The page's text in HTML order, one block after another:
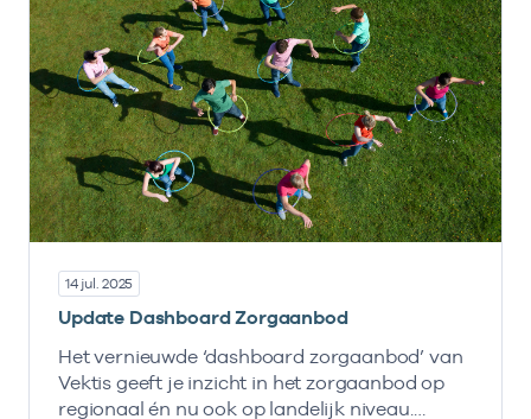
14 jul. 2025
Update Dashboard Zorgaanbod
Het vernieuwde ‘dashboard zorgaanbod’ van
Vektis geeft je inzicht in het zorgaanbod op
regionaal én nu ook op landelijk niveau.